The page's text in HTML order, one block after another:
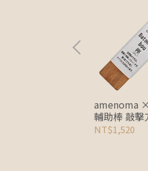
amenoma
輔助棒 敲擊
NT$1,520